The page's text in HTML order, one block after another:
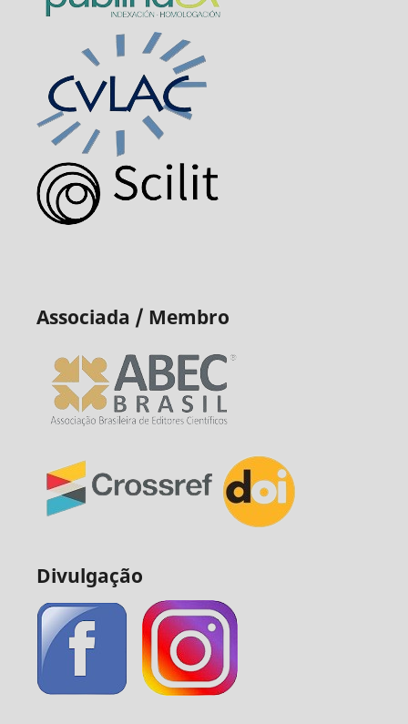
Associada / Membro
Divulgação